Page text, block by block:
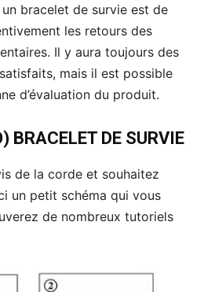
bracelet de survie est de
les retours des
Il y aura toujours des
mais il est possible
d’évaluation du produit.
BRACELET DE SURVIE
de la corde et souhaitez
un petit schéma qui vous
de nombreux tutoriels